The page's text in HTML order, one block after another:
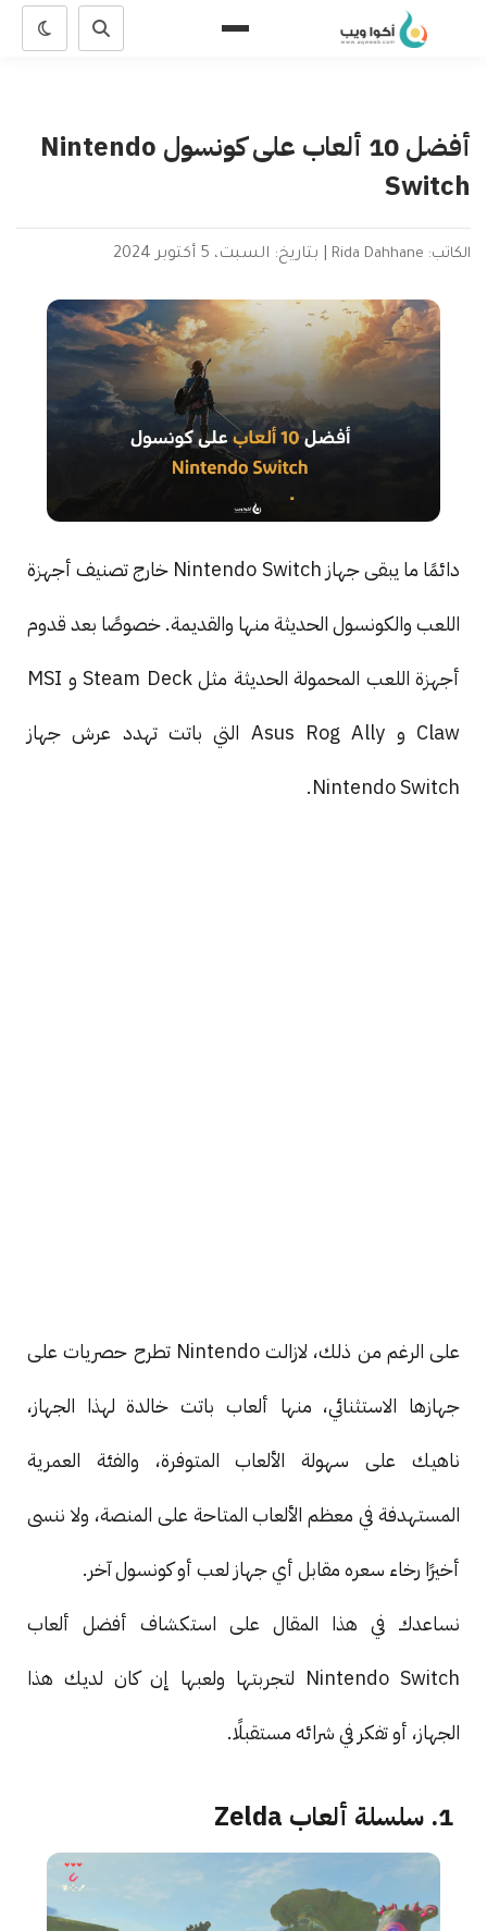
أفضل 10 ألعاب على كونسول Nintendo
Switch
الكاتب: Rida Dahhane بتاريخ: السبت، 5 أكتوبر 2024
دائمًا ما يبقى جهاز Nintendo Switch خارج تصنيف أجهزة
اللعب والكونسول الحديثة منها والقديمة. خصوصًا بعد قدوم
أجهزة اللعب المحمولة الحديثة مثل Steam Deck و MSI
Claw و Asus Rog Ally التي باتت تهدد عرش جهاز
Nintendo Switch.
على الرغم من ذلك، لازالت Nintendo تطرح حصريات على
جهازها الاستثنائي، منها ألعاب باتت خالدة لهذا الجهاز،
ناهيك على سهولة الألعاب المتوفرة، والفئة العمرية
المستهدفة في معظم الألعاب المتاحة على المنصة، ولا ننسى
أخيرًا رخاء سعره مقابل أي جهاز لعب أو كونسول آخر.
نساعدك في هذا المقال على استكشاف أفضل ألعاب
Nintendo Switch لتجربتها ولعبها إن كان لديك هذا
الجهاز، أو تفكر في شرائه مستقبلًا.